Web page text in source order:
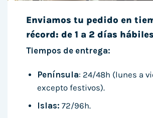
Enviamos tu pedido en
récord: de 1 a 2 días
Tiempos de entrega:
Península: 24/48h (lunes a
excepto festivos).
Islas: 72/96h.